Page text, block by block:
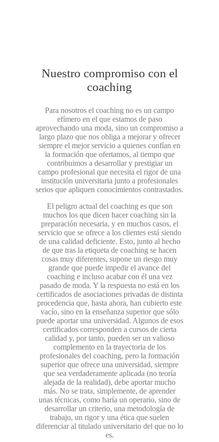
Nuestro compromiso con el
coaching
Para nosotros el coaching no es un campo
efímero en el que estamos de paso
aprovechando una moda, sino un compromiso a
largo plazo que nos obliga a mejorar y ofrecer
siempre el mejor servicio a quienes confían en
la formación que ofertamos, al tiempo que
contribuimos a desarrollar y prestigiar un
campo profesional que necesita el rigor de una
institución universitaria junto a profesionales
serios que apliquen conocimientos contrastados.
El peligro actual del coaching es que son
muchos los que dicen hacer coaching sin la
preparación necesaria, y en muchos casos, el
servicio que se ofrece a los clientes está siendo
de una calidad deficiente. Esto, junto al hecho
de que tras la etiqueta de coaching se hacen
cosas muy diferentes, supone un riesgo muy
grande que puede impedir el avance del
coaching e incluso acabar con él una vez
pasado de moda. Y la respuesta no está en los
certificados de asociaciones privadas de distinta
procedencia que, hasta ahora, han cubierto este
vacío, sino en la enseñanza superior que sólo
puede aportar una universidad. Algunos de esos
certificados corresponden a cursos de cierta
calidad y, por tanto, pueden ser un valioso
complemento en la trayectoria de los
profesionales del coaching, pero la formación
superior que ofrece una universidad, siempre
que sea verdaderamente aplicada (no teoría
alejada de la realidad), debe aportar mucho
más. No se trata, simplemente, de aprender
unas técnicas, como haría un operario, sino de
desarrollar un criterio, una metodología de
trabajo, un rigor y una ética que suelen
diferenciar al titulado universitario del que no lo
es.